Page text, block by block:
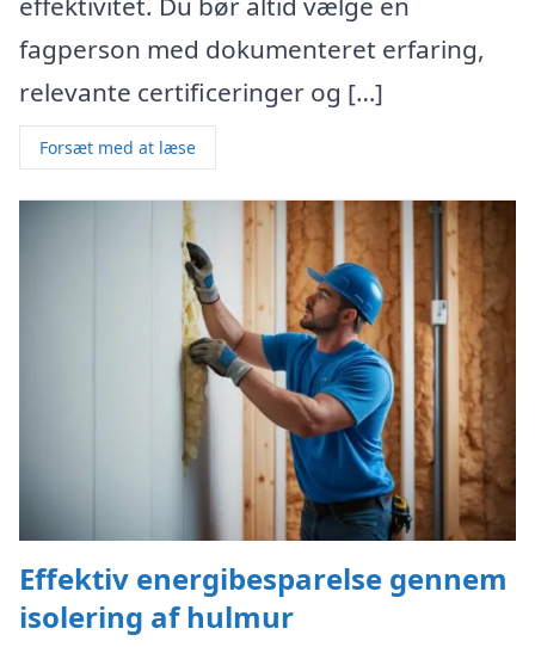
fagperson med dokumenteret erfaring,
relevante certificeringer og […]
Forsæt med at læse
Effektiv energibesparelse gennem
isolering af hulmur